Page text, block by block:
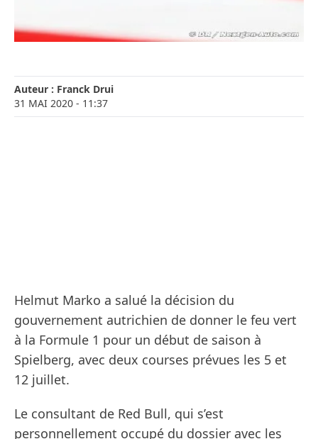
Auteur : Franck Drui
31 MAI 2020 - 11:37
Helmut Marko a salué la décision du
gouvernement autrichien de donner le feu vert
à la Formule 1 pour un début de saison à
Spielberg, avec deux courses prévues les 5 et
12 juillet.
Le consultant de Red Bull, qui s’est
personnellement occupé du dossier avec les